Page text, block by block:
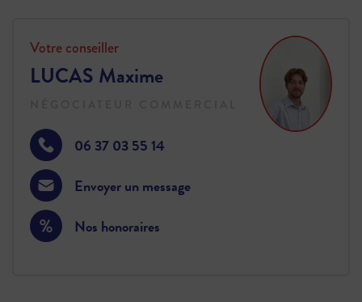
Votre conseiller
LUCAS Maxime
06 37 03 55 14
Envoyer un message
Nos honoraires